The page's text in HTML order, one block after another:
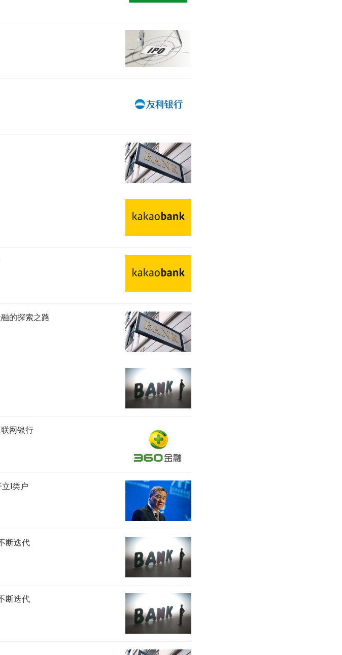
的探索之路
网银行
I类户
断迭代
断迭代